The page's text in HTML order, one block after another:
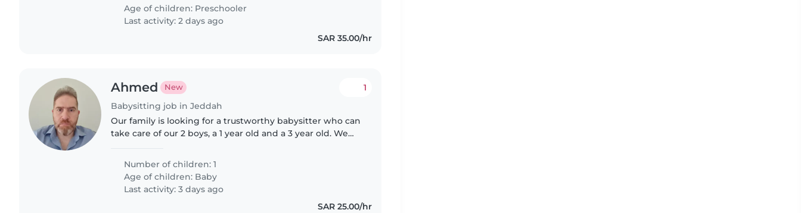
Age of children: Preschooler
Last activity: 2 days ago
SAR 35.00/hr
Ahmed New
Babysitting job in Jeddah
1
Our family is looking for a trustworthy babysitter who can
take care of our 2 boys, a 1 year old and a 3 year old. We
doing some..
Number of children: 1
Age of children: Baby
Last activity: 3 days ago
SAR 25.00/hr